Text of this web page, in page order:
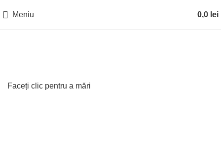
Meniu 0,0 lei
Faceți clic pentru a mări